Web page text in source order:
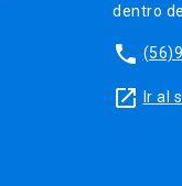
dentro
phone
launch Ir al